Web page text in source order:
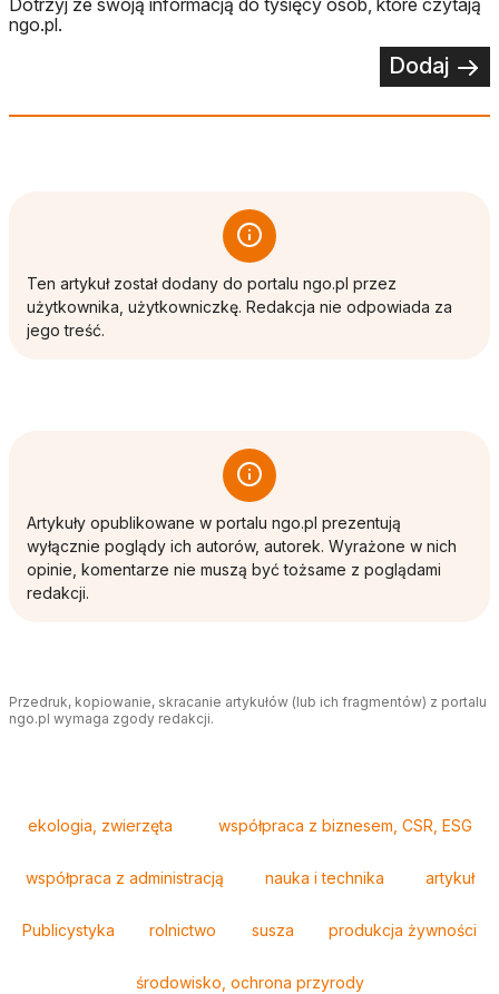
Dotrzyj ze swoją informacją do tysięcy osób, które czytają
ngo.pl.
Dodaj
Ten artykuł został dodany do portalu ngo.pl przez
użytkownika, użytkowniczkę. Redakcja nie odpowiada za
jego treść.
Artykuły opublikowane w portalu ngo.pl prezentują
wyłącznie poglądy ich autorów, autorek. Wyrażone w nich
opinie, komentarze nie muszą być tożsame z poglądami
redakcji.
Przedruk, kopiowanie, skracanie artykułów (lub ich fragmentów) z portalu
ngo.pl wymaga zgody redakcji.
ekologia, zwierzęta współpraca z biznesem, CSR, ESG
współpraca z administracją nauka i technika artykuł
Publicystyka rolnictwo susza produkcja żywności
środowisko, ochrona przyrody